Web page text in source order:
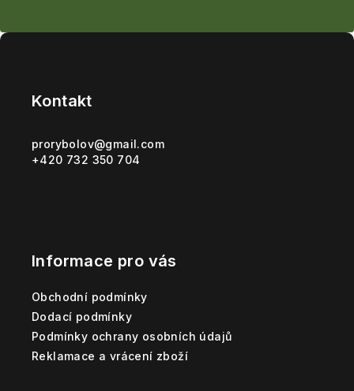
Kontakt
prorybolov@gmail.com
+420 732 350 704
Informace pro vás
Obchodní podmínky
Dodací podmínky
Podmínky ochrany osobních údajů
Reklamace a vrácení zboží